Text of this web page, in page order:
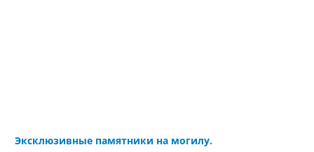
Эксклюзивные памятники на могилу.